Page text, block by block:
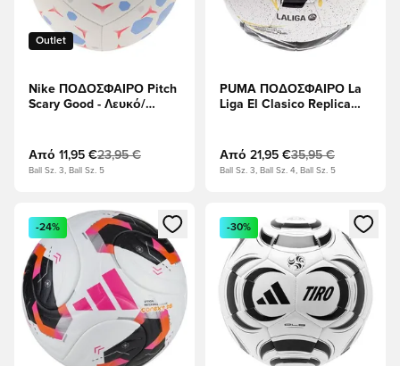
Outlet
Nike ΠΟΔΟΣΦΑΙΡΟ Pitch
Scary Good - Λευκό/
Από 11,95 €23,95 €
Ball Sz. 3, Ball Sz. 5
PUMA ΠΟΔΟΣΦΑΙΡΟ La
Liga El Clasico Replica
Από 21,95 €35,95 €
Ball Sz. 3, Ball Sz. 4, Ball Sz. 5
Ανοίγει ένα Modal για να συνδεθείτε ή να εγγραφείτε ως
-24%
Ανοίγει ένα Modal για να
-30%